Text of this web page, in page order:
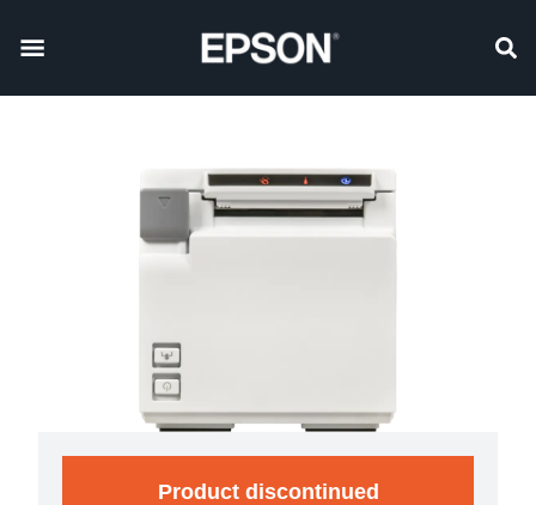
Product discontinued